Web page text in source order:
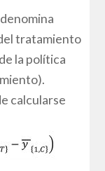
tratamiento
la política
calcularse